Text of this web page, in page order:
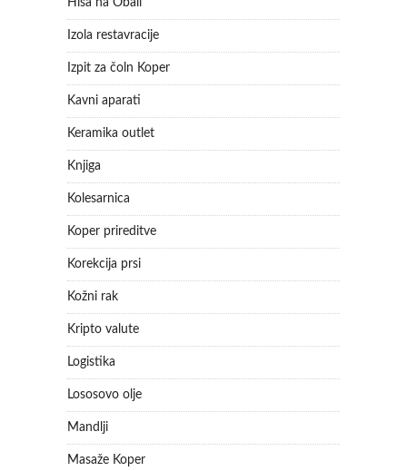
Hiša na Obali
Izola restavracije
Izpit za čoln Koper
Kavni aparati
Keramika outlet
Knjiga
Kolesarnica
Koper prireditve
Korekcija prsi
Kožni rak
Kripto valute
Logistika
Lososovo olje
Mandlji
Masaže Koper